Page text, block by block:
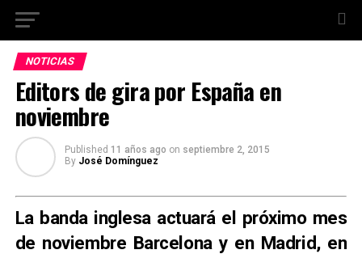
NOTICIAS
Editors de gira por España en
noviembre
Published 11 años ago on septiembre 2, 2015
By José Domínguez
La banda inglesa actuará el próximo mes
de noviembre Barcelona y en Madrid, en